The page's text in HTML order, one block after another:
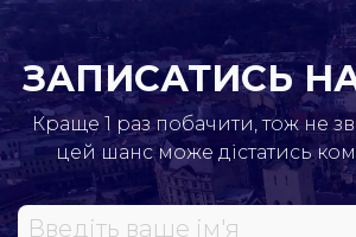
ЗАПИСАТИСЬ
Краще 1 раз побачити, тож не
цей шанс може дістатись